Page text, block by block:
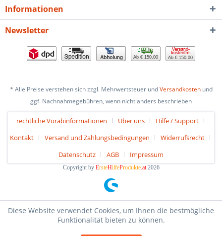
Informationen
Newsletter
Ab € 150,00 Ab € 150,00
* Alle Preise verstehen sich zzgl. Mehrwertsteuer undVersandkostenund
ggf. Nachnahmegebühren, wenn nicht anders beschrieben
rechtliche Vorabinformationen Über uns
Hilfe / Support
Kontakt
Versand und Zahlungsbedingungen
Widerrufsrecht
Datenschutz
AGB Impressum
Copyright by ErsteHilfeProdukte.at2026
Diese Website verwendet Cookies, um Ihnen die bestmögliche
Funktionalität bieten zu können.